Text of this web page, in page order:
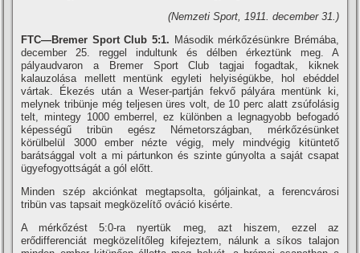
(Nemzeti Sport, 1911. december 31.)
FTC—Bremer Sport Club 5:1. Második mérkőzésünkre Brémába,
december 25. reggel indultunk és délben érkeztünk meg. A
pályaudvaron a Bremer Sport Club tagjai fogadtak, kiknek
kalauzolása mellett mentünk egyleti helyiségükbe, hol ebéddel
vártak. Ékezés után a Weser-partján fekvő pályára mentünk ki,
melynek tribünje még teljesen üres volt, de 10 perc alatt zsúfolásig
telt, mintegy 1000 emberrel, ez különben a legnagyobb befogadó
képességű tribün egész Németországban, mérkőzésünket
körülbelül 3000 ember nézte végig, mely mindvégig kitüntető
barátsággal volt a mi pártunkon és szinte gúnyolta a saját csapat
ügyefogyottságát a gól előtt.
Minden szép akciónkat megtapsolta, góljainkat, a ferencvárosi
tribün vas tapsait megközelí­tő ováció kisérte.
A mérkőzést 5:0-ra nyertük meg, azt hiszem, ezzel az
erődifferenciát megközelí­tőleg kifejeztem, nálunk a sí­kos talajon